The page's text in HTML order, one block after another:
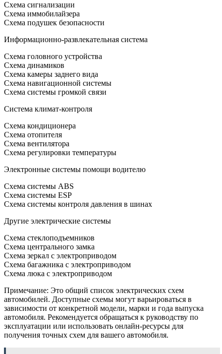
Схема сигнализации
Схема иммобилайзера
Схема подушек безопасности
Информационно-развлекательная система
Схема головного устройства
Схема динамиков
Схема камеры заднего вида
Схема навигационной системы
Схема системы громкой связи
Система климат-контроля
Схема кондиционера
Схема отопителя
Схема вентилятора
Схема регулировки температуры
Электронные системы помощи водителю
Схема системы ABS
Схема системы ESP
Схема системы контроля давления в шинах
Другие электрические системы
Схема стеклоподъемников
Схема центрального замка
Схема зеркал с электроприводом
Схема багажника с электроприводом
Схема люка с электроприводом
Примечание: Это общий список электрических схем
автомобилей. Доступные схемы могут варьироваться в
зависимости от конкретной модели, марки и года выпуска
автомобиля. Рекомендуется обращаться к руководству по
эксплуатации или использовать онлайн-ресурсы для
получения точных схем для вашего автомобиля.